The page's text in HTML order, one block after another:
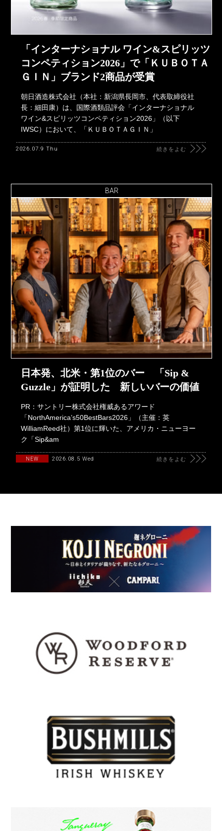
「インターナショナル ワイン&スピリッツ
コンペティション2026」で「ＫＵＢＯＴＡ
ＧＩＮ」ブランド2商品が受賞
朝日酒造株式会社（本社：新潟県長岡市、代表取締役社
長：細田康）は、国際酒類品評会「インターナショナル
ワイン&スピリッツコンペティション2026」（以下
IWSC）において、「ＫＵＢＯＴＡＧＩＮ」
2026.07.9 Thu 続きをよむ
BAR
日本発、北米・第1位のバー 「Sip &
Guzzle」が証明した 新しいバーの価値
PR：サントリー株式会社権威あるアワード
「NorthAmerica’s50BestBars2026」（主催：英
WilliamReed社）第1位に輝いた、アメリカ・ニューヨー
ク「Sip&am
NEW 2026.08.5 Wed 続きをよむ